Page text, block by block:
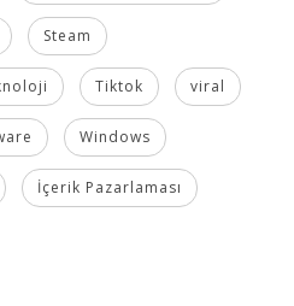
Steam
Tiktok viral
Windows
İçerik Pazarlaması